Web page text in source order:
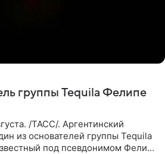
группы Tequila Фелипе
/ТАСС/. Аргентинский
из основателей группы Tequila
под псевдонимом Фелипе